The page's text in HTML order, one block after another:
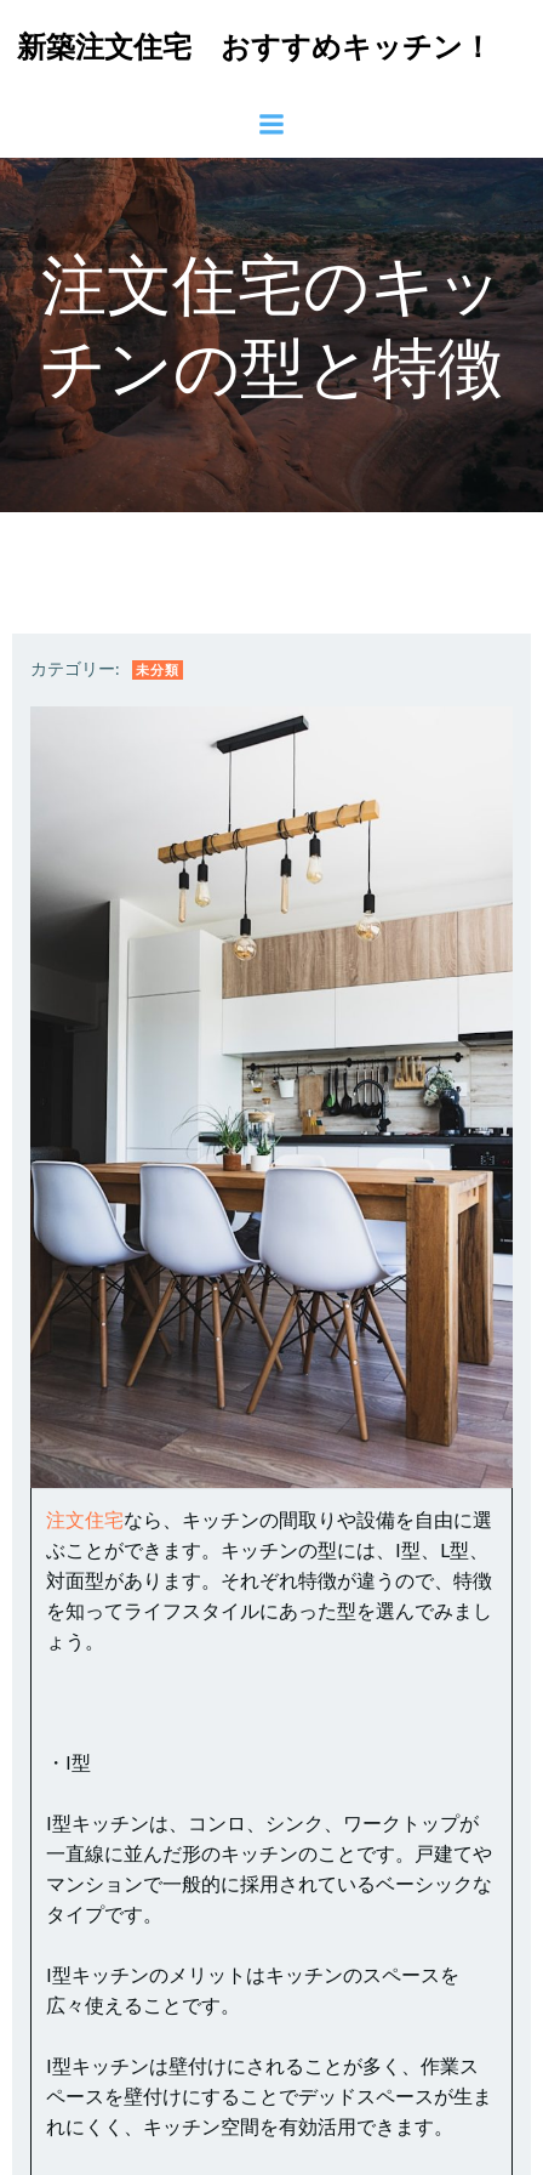
ン
ツ
へ
ス
キ
ッ
プ
新築注文住宅 おすすめキッチン！
注文住宅のキッ
チンの型と特徴
カテゴリー: 未分類
注文住宅なら、キッチンの間取りや設備を自由に選
ぶことができます。キッチンの型には、I型、L型、
対面型があります。それぞれ特徴が違うので、特徴
を知ってライフスタイルにあった型を選んでみまし
ょう。
・I型
I型キッチンは、コンロ、シンク、ワークトップが
一直線に並んだ形のキッチンのことです。戸建てや
マンションで一般的に採用されているベーシックな
タイプです。
I型キッチンのメリットはキッチンのスペースを
広々使えることです。
I型キッチンは壁付けにされることが多く、作業ス
ペースを壁付けにすることでデッドスペースが生ま
れにくく、キッチン空間を有効活用できます。